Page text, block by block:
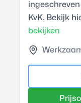
KvK. Bekijk
bekijken